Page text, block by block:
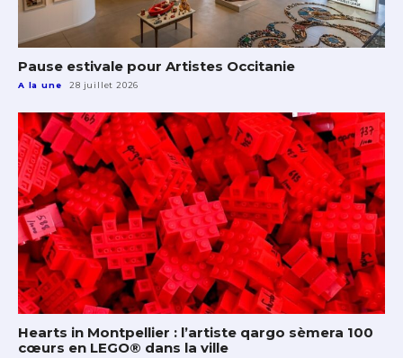
Pause estivale pour Artistes Occitanie
A la une 28 juillet 2026
Hearts in Montpellier : l’artiste qargo sèmera 100
cœurs en LEGO® dans la ville